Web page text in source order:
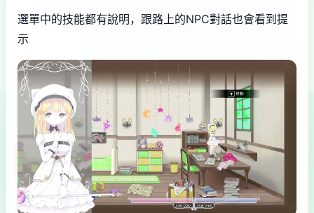
選單中的技能都有說明，跟路上的NPC對話也會看到提
示